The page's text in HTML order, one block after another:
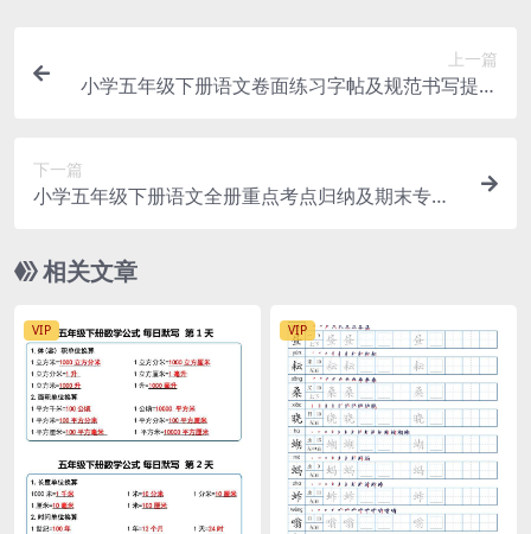
上一篇
小学五年级下册语文卷面练习字帖及规范书写提分
下一篇
小学五年级下册语文全册重点考点归纳及期末专项
相关文章
VIP VIP